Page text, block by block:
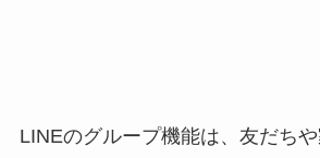
LINEのグループ機能は、友だち